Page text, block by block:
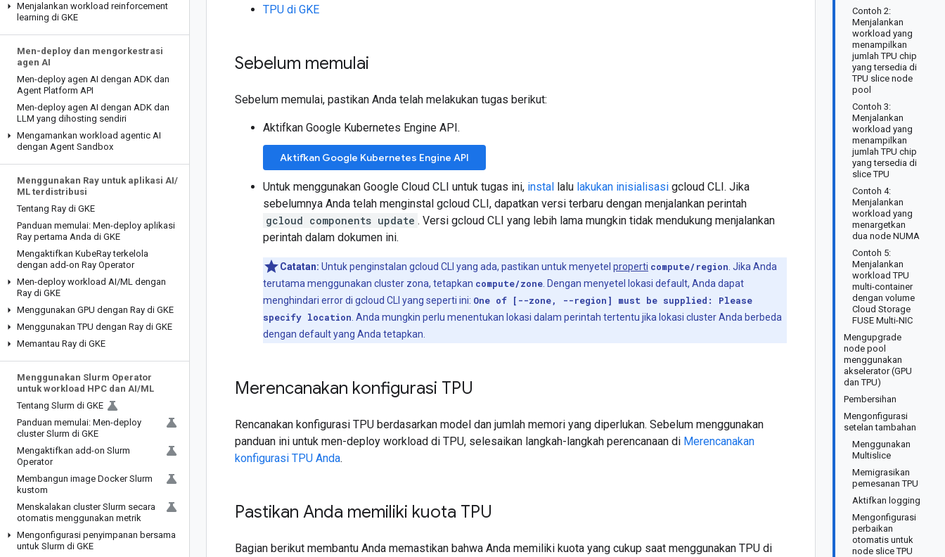
Menjalankan workload reinforcement
learning di GKE
Men-deploy dan mengorkestrasi
agen AI
Men-deploy agen AI dengan ADK dan
Agent Platform API
Men-deploy agen AI dengan ADK dan
LLM yang dihosting sendiri
Mengamankan workload agentic AI
dengan Agent Sandbox
Menggunakan Ray untuk aplikasi AI/
ML terdistribusi
Tentang Ray di GKE
Panduan memulai: Men-deploy aplikasi
Ray pertama Anda di GKE
Mengaktifkan KubeRay terkelola
dengan add-on Ray Operator
Men-deploy workload AI/ML dengan
Ray di GKE
Menggunakan GPU dengan Ray di GKE
Menggunakan TPU dengan Ray di GKE
Memantau Ray di GKE
Menggunakan Slurm Operator
untuk workload HPC dan AI/ML
Tentang Slurm di GKE
Panduan memulai: Men-deploy
cluster Slurm di GKE
Mengaktifkan add-on Slurm
Operator
Membangun image Docker Slurm
kustom
Menskalakan cluster Slurm secara
otomatis menggunakan metrik
Mengonfigurasi penyimpanan bersama
untuk Slurm di GKE
Contoh 2:
Menjalankan
workload yang
menampilkan
jumlah TPU chip
yang tersedia di
TPU slice node
pool
Contoh 3:
Menjalankan
workload yang
menampilkan
jumlah TPU chip
yang tersedia di
slice TPU
Contoh 4:
Menjalankan
workload yang
menargetkan
dua node NUMA
Contoh 5:
Menjalankan
workload TPU
multi-container
dengan volume
Cloud Storage
FUSE Multi-NIC
Mengupgrade
node pool
menggunakan
akselerator (GPU
dan TPU)
Pembersihan
Mengonfigurasi
setelan tambahan
Menggunakan
Multislice
Memigrasikan
pemesanan TPU
Aktifkan logging
Mengonfigurasi
perbaikan
otomatis untuk
node slice TPU
TPU di GKE
Sebelum memulai
Sebelum memulai, pastikan Anda telah melakukan tugas berikut:
Aktifkan Google Kubernetes Engine API.
Aktifkan Google Kubernetes Engine API
Untuk menggunakan Google Cloud CLI untuk tugas ini, instal lalu lakukan inisialisasi gcloud CLI. Jika
sebelumnya Anda telah menginstal gcloud CLI, dapatkan versi terbaru dengan menjalankan perintah
gcloud components update . Versi gcloud CLI yang lebih lama mungkin tidak mendukung menjalankan
perintah dalam dokumen ini.
Catatan: Untuk penginstalan gcloud CLI yang ada, pastikan untuk menyetel properti compute/region . Jika Anda
terutama menggunakan cluster zona, tetapkan compute/zone . Dengan menyetel lokasi default, Anda dapat
menghindari error di gcloud CLI yang seperti ini: One of [--zone, --region] must be supplied: Please
specify location . Anda mungkin perlu menentukan lokasi dalam perintah tertentu jika lokasi cluster Anda berbeda
dengan default yang Anda tetapkan.
Merencanakan konfigurasi TPU
Rencanakan konfigurasi TPU berdasarkan model dan jumlah memori yang diperlukan. Sebelum menggunakan
panduan ini untuk men-deploy workload di TPU, selesaikan langkah-langkah perencanaan di Merencanakan
konfigurasi TPU Anda.
Pastikan Anda memiliki kuota TPU
Bagian berikut membantu Anda memastikan bahwa Anda memiliki kuota yang cukup saat menggunakan TPU di